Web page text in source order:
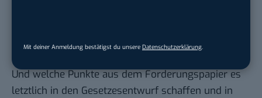
Mit deiner Anmeldung bestätigst du unsere Datenschutzerklärung.
weiterzuleiten.
Noch sind dies allerdings lediglich Forderungen.
Und welche Punkte aus dem Forderungspapier es
letztlich in den Gesetzesentwurf schaffen und in